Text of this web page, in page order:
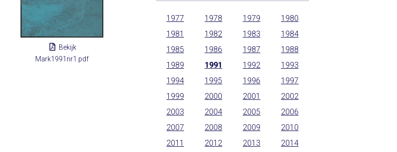
Bekijk
Mark1991nr1.pdf
1977 1978 1979
1980
1981
1982 1983
1984
1985
1986 1987
1988
1989
1991 1992
1993
1994
1995 1996
1997
1999
2000 2001
2002
2003
2004 2005
2006
2007
2008 2009
2010
2011
2012 2013 2014